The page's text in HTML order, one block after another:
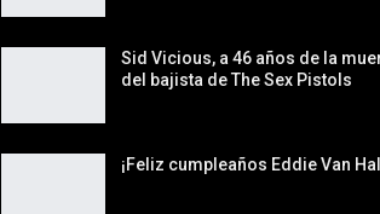
Sid Vicious, a 46 años de la
del bajista de The Sex Pistols
¡Feliz cumpleaños Eddie Van